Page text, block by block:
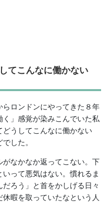
てこんなに働かない
ロンドンにやってきた８年
」感覚が染みこんでいた私
うしてこんなに働かない
した。
なかなか返ってこない。下
って悪気はない。慣れるま
ろう」と首をかしげる日々
暇を取っていたなという人